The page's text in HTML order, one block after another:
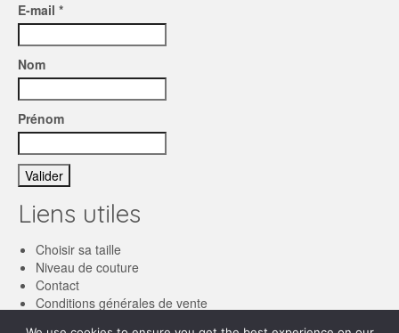
E-mail *
Nom
Prénom
Liens utiles
Choisir sa taille
Niveau de couture
Contact
Conditions générales de vente